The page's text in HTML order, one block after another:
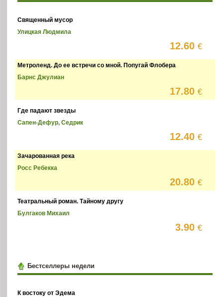
Священный мусор
Улицкая Людмила
12.60€
Метроленд. До ее встречи со мной. Попугай Флобера
Барнс Джулиан
17.80€
Где падают звезды
Сапен-Дефур, Седрик
12.40€
Зачарованная река
Росс Ребекка
20.80€
Театральный роман. Тайному другу
Булгаков Михаил
3.90€
Бестселлеры недели
К востоку от Эдема